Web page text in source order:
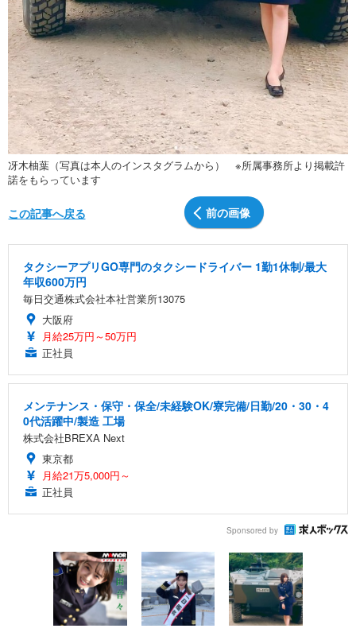
冴木柚葉（写真は本人のインスタグラムから） ※所属事務所より掲載許
諾をもらっています
前の画像
この記事へ戻る
タクシーアプリGO専門のタクシードライバー 1勤1休制/最大
年収600万円
毎日交通株式会社本社営業所13075
大阪府
月給25万円～50万円
正社員
メンテナンス・保守・保全/未経験OK/寮完備/日勤/20・30・4
0代活躍中/製造 工場
株式会社BREXA Next
東京都
月給21万5,000円～
正社員
Sponsored by